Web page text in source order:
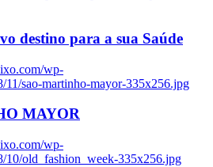
destino para a sua Saúde
wp-
11/sao-martinho-mayor-335x256.jpg
MAYOR
wp-
10/old_fashion_week-335x256.jpg